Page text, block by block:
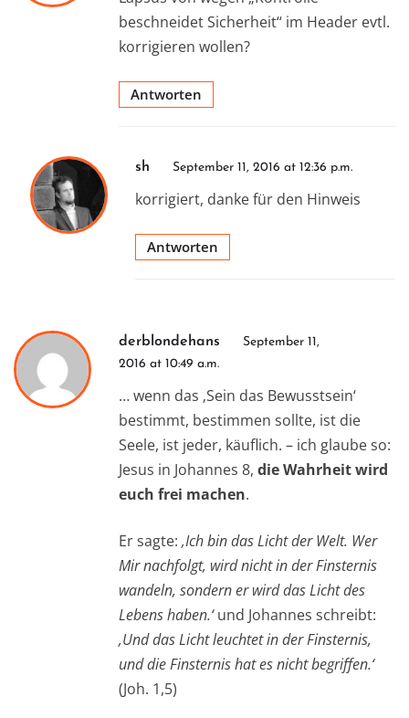
beschneidet Sicherheit“ im Header evtl.
korrigieren wollen?
Antworten
sh September 11, 2016 at 12:36 p.m.
korrigiert, danke für den Hinweis
Antworten
derblondehans
September 11,
2016 at 10:49 a.m.
… wenn das ‚Sein das Bewusstsein‘
bestimmt, bestimmen sollte, ist die
Seele, ist jeder, käuflich. – ich glaube so:
Jesus in Johannes 8, die Wahrheit wird
euch frei machen.
Er sagte: ‚Ich bin das Licht der Welt. Wer
Mir nachfolgt, wird nicht in der Finsternis
wandeln, sondern er wird das Licht des
Lebens haben.‘und Johannes schreibt:
‚Und das Licht leuchtet in der Finsternis,
und die Finsternis hat es nicht begriffen.‘
(Joh. 1,5)